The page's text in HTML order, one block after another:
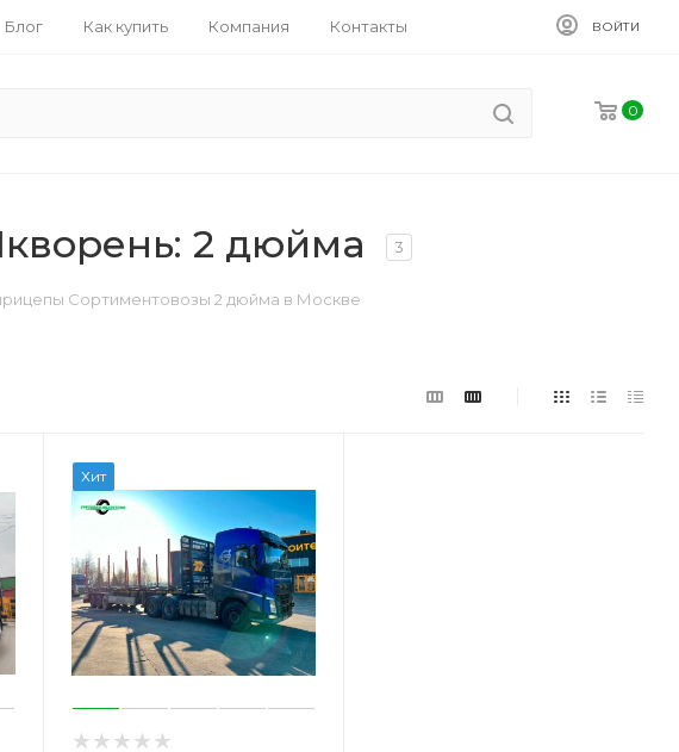
Блог Как купить Компания Контакты ВОЙТИ
0
2 дюйма 3
Сортиментовозы 2 дюйма в Москве
Хит